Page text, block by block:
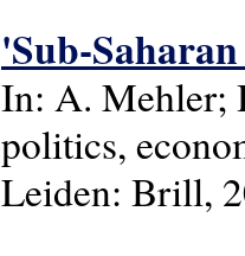
'Sub-
In: A. Mehler;
politics,
Leiden: Brill,